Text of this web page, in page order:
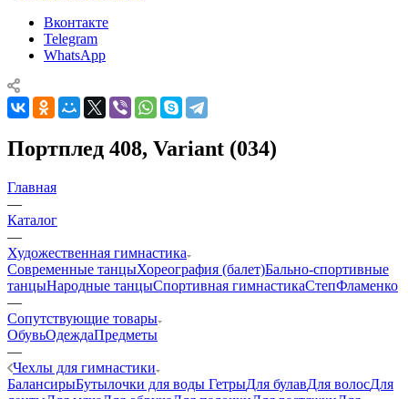
Вконтакте
Telegram
WhatsApp
Портплед 408, Variant (034)
Главная
—
Каталог
—
Художественная гимнастика
Современные танцыХореография (балет)Бально-спортивные
танцыНародные танцыСпортивная гимнастикаСтепФламенко
—
Сопутствующие товары
ОбувьОдеждаПредметы
—
Чехлы для гимнастики
БалансирыБутылочки для воды ГетрыДля булавДля волосДля